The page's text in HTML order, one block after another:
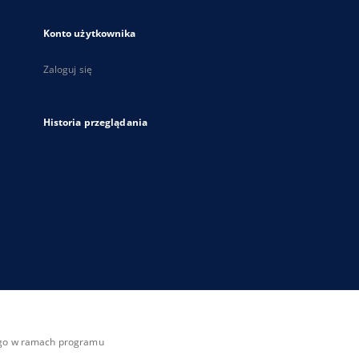
Konto użytkownika
Zaloguj się
Historia przeglądania
w ramach programu